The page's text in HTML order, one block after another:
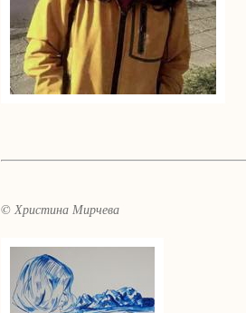
© Христина Мирчева